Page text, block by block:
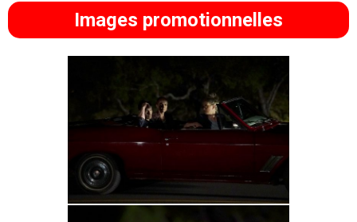
Images promotionnelles